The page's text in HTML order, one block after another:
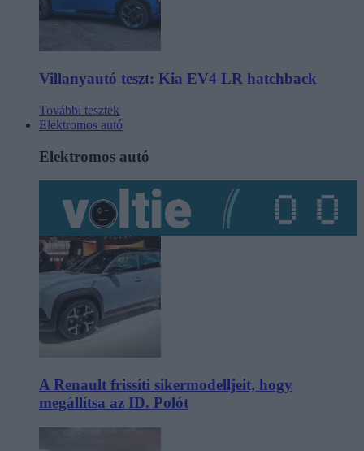
Villanyautó teszt: Kia EV4 LR hatchback
További tesztek
Elektromos autó
Elektromos autó
A Renault frissíti sikermodelljeit, hogy
megállítsa az ID. Polót